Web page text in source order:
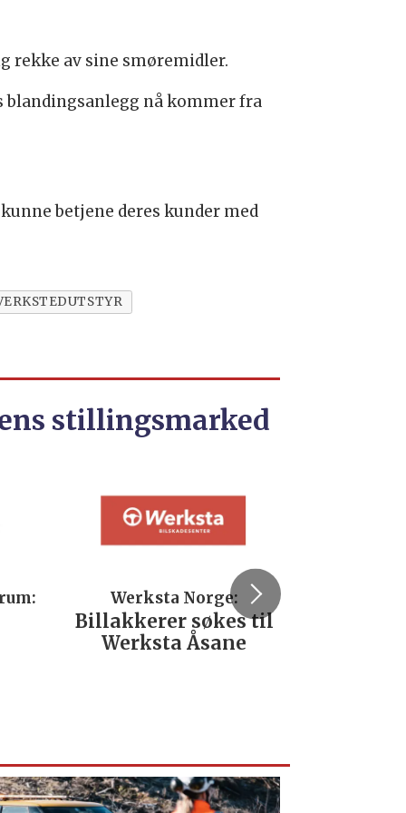
rekke av sine smøremidler.
blandingsanlegg nå kommer fra
betjene deres kunder med
stillingsmarked
Werksta Norge:
Billakkerer søkes til
Werksta Åsane